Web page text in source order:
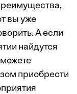
вы уже
А если
найдутся
приобрести